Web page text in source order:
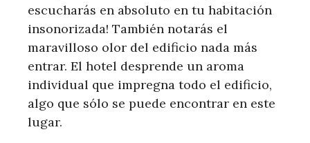
escucharás en absoluto en tu habitación
insonorizada! También notarás el
maravilloso olor del edificio nada más
entrar. El hotel desprende un aroma
individual que impregna todo el edificio,
algo que sólo se puede encontrar en este
lugar.